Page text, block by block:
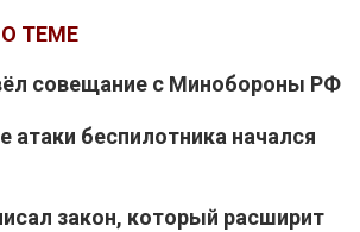
ТЕМЕ
совещание с Минобороны РФ
атаки беспилотника начался
закон, который расширит